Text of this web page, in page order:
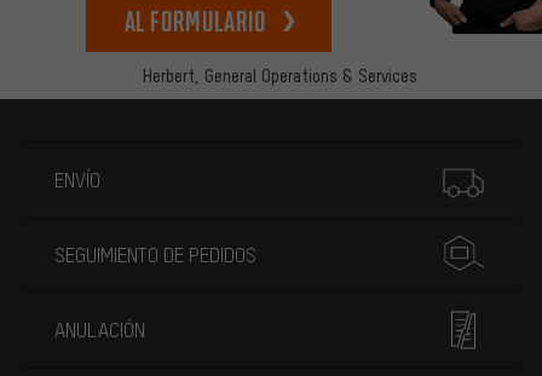
Herbert, General Operations & Services
Al formulario
ENVÍO
SEGUIMIENTO DE PEDIDOS
ANULACIÓN